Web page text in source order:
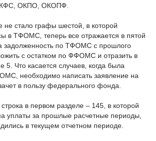
ОКПО, ОКОПФ.
не стало графы шестой, в которой
в ТФОМС, теперь все отражается в пятой
задолженность по ТФОМС с прошлого
с остатком по ФФОМС и отразить в
5. Что касается случаев, когда была
необходимо написать заявление на
в пользу федерального фонда.
в первом разделе – 145, в которой
уплаты за прошлые расчетные периоды,
в текущем отчетном периоде.